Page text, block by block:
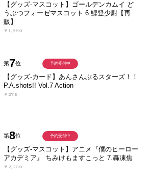
【グッズ-マスコット】ゴールデンカムイ ど
うぶつフォーゼマスコット 6.鯉登少尉【再
販】
￥1,980
第7位
【グッズ-カード】あんさんぶるスターズ！！
P.A.shots!! Vol.7 Action
￥275
予約受付中
第8位
【グッズ-マスコット】アニメ『僕のヒーロー
アカデミア』 ちみけもますこっと 7.轟凍焦
￥2,200
予約受付中